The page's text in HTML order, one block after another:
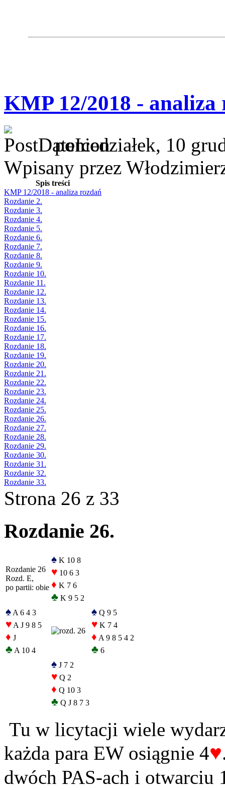
KMP 12/2018 - analiza
poniedziałek, 10
Wpisany przez
Spis treści
KMP 12/2018 - analiza rozdań
Rozdanie 2.
Rozdanie 3.
Rozdanie 4.
Rozdanie 5.
Rozdanie 6.
Rozdanie 7.
Rozdanie 8.
Rozdanie 9.
Rozdanie 10.
Rozdanie 11.
Rozdanie 12.
Rozdanie 13.
Rozdanie 14.
Rozdanie 15.
Rozdanie 16.
Rozdanie 17.
Rozdanie 18.
Rozdanie 19.
Rozdanie 20.
Rozdanie 21.
Rozdanie 22.
Rozdanie 23.
Rozdanie 24.
Rozdanie 25.
Rozdanie 26.
Rozdanie 27.
Rozdanie 28.
Rozdanie 29.
Rozdanie 30.
Rozdanie 31.
Rozdanie 32.
Rozdanie 33.
Strona 26 z 33
Rozdanie 26.
Rozdanie 26
Rozd. E,
po partii: obie
♠ K 10 8
♥ 10 6 3
♦ K 7 6
♣ K 9 5 2
♠ A 6 4 3
♥ A J 9 8 5
♦ J
♣ A 10 4
♠ Q 9 5
♥ K 7 4
♦ A 9 8 5 4 2
♣ 6
♠ J 7 2
♥ Q 2
♦ Q 10 3
♣ Q J 8 7 3
Tu w licytacji wiele
każda para EW osiągnie 4♥
dwóch PAS-ach i otwarciu